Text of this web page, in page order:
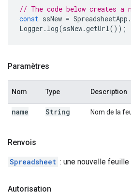
// The code below creates a
const ssNew = SpreadsheetApp .
Logger . log(ssNew.getUrl());
Paramètres
Nom Type Description
name String Nom de la
Renvois
Spreadsheet : une nouvelle feuille
Autorisation